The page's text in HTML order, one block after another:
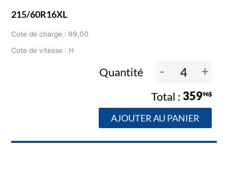
215/60R16XL
Cote de charge : 99,00
Cote de vitesse : H
Quantité - +
35996$
AJOUTER AU PANIER